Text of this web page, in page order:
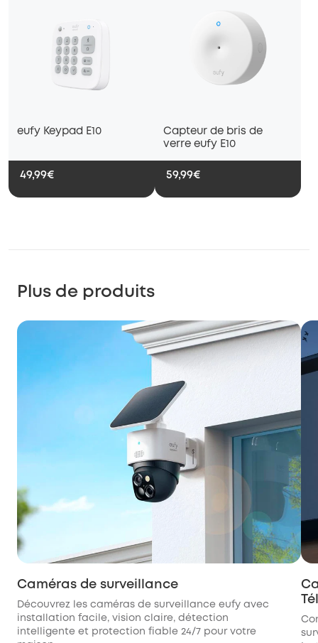
eufy Keypad E10
49,99€
Capteur de bris de
verre eufy E10
59,99€
Plus de produits
Caméras de surveillance
Découvrez les caméras de surveillance eufy avec
installation facile, vision claire, détection
intelligente et protection fiable 24/7 pour votre